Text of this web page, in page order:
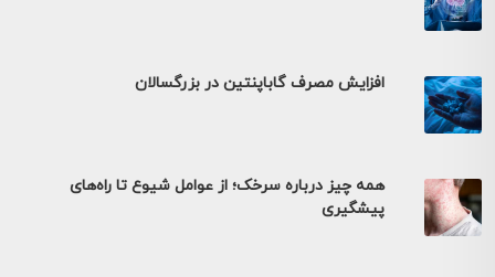
افزایش مصرف گاباپنتین در بزرگسالان
همه چیز درباره سرخک؛ از عوامل شیوع تا راه‌های
پیشگیری